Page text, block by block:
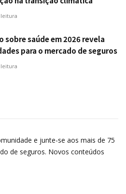
sobre saúde em 2026 revela
para o mercado de seguros
e prevenção
e junte-se aos mais de 75
de seguros. Novos conteúdos